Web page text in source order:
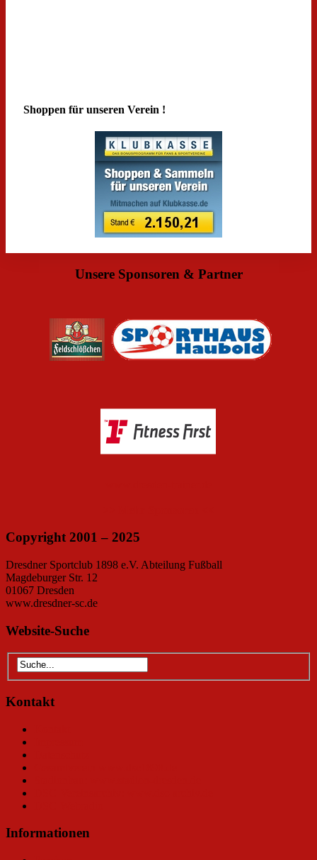
Shoppen für unseren Verein !
Unsere Sponsoren & Partner
Copyright 2001 – 2025
Dresdner Sportclub 1898 e.V. Abteilung Fußball
Magdeburger Str. 12
01067 Dresden
www.dresdner-sc.de
Website-Suche
Kontakt
Informationen